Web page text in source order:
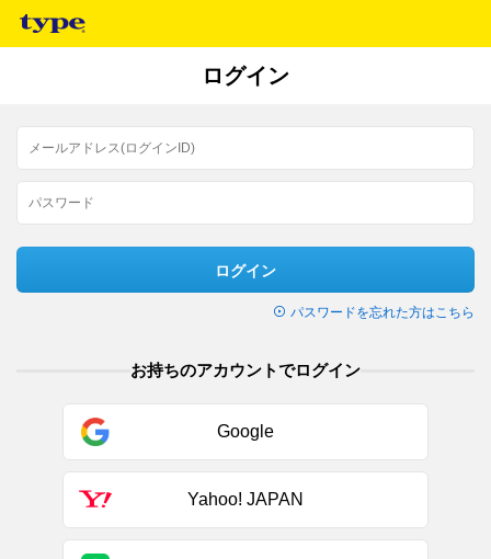
ログイン
ログイン
パスワードを忘れた方はこちら
お持ちのアカウントでログイン
Google
Yahoo! JAPAN